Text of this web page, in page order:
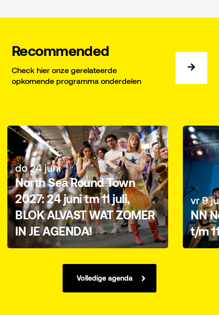
Recommended
Check hier onze gerelateerde
opkomende programma onderdelen
do 24 juni
North Sea Round Town
2027: 24 juni tm 11 juli,
BLOK ALVAST WAT ZOMER
IN JE AGENDA!
vr 9
NN
t/m
Volledige agenda